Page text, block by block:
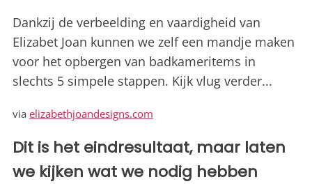
Dankzij de verbeelding en vaardigheid van
Elizabet Joan kunnen we zelf een mandje maken
voor het opbergen van badkameritems in
slechts 5 simpele stappen. Kijk vlug verder...
via elizabethjoandesigns.com
Dit is het eindresultaat, maar laten
we kijken wat we nodig hebben